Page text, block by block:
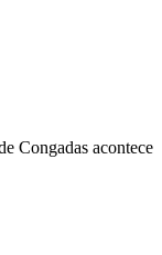
Congadas acontece